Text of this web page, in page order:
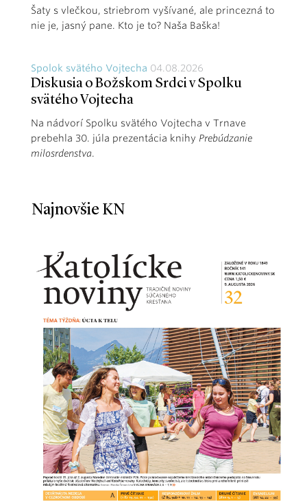
Šaty s vlečkou, striebrom vyšívané, ale princezná to
nie je, jasný pane. Kto je to? Naša Baška!
Spolok svätého Vojtecha 04.08.2026
Diskusia o Božskom Srdci v Spolku
svätého Vojtecha
Na nádvorí Spolku svätého Vojtecha v Trnave
prebehla 30. júla prezentácia knihy Prebúdzanie
milosrdenstva.
Najnovšie KN